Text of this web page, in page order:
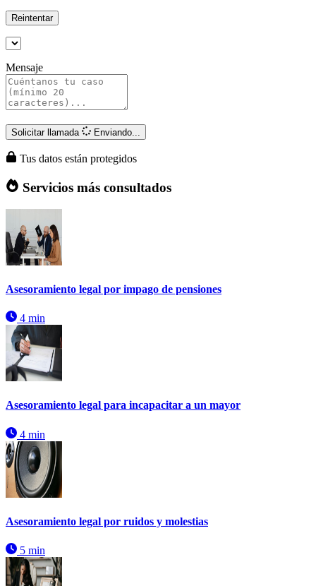
Reintentar
Mensaje
Solicitar llamada Enviando...
Tus datos están protegidos
Servicios más consultados
Asesoramiento legal por impago de pensiones
4 min
Asesoramiento legal para incapacitar a un mayor
4 min
Asesoramiento legal por ruidos y molestias
5 min